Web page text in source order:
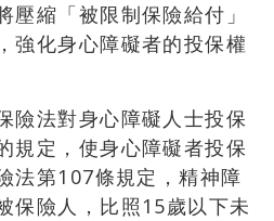
壓縮「被限制保險給付」
強化身心障礙者的投保權
險法對身心障礙人士投保
規定，使身心障礙者投保
法第107條規定，精神障
保險人，比照15歲以下未